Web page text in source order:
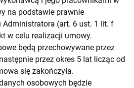
na podstawie prawnie
Administratora (art. 6 ust. 1 lit. f
w celu realizacji umowy.
będą przechowywane przez
przez okres 5 lat licząc od
się zakończyła.
osobowych będzie